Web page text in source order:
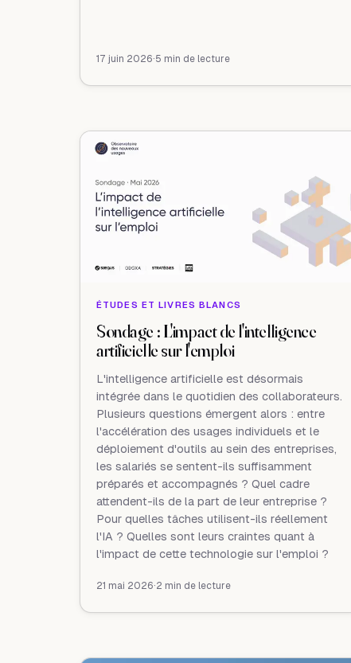
17 juin 2026·5 min de lecture
ÉTUDES ET LIVRES BLANCS
Sondage : L'impact de l'intelligence
artificielle sur l'emploi
L'intelligence artificielle est désormais
intégrée dans le quotidien des collaborateurs.
Plusieurs questions émergent alors : entre
l'accélération des usages individuels et le
déploiement d'outils au sein des entreprises,
les salariés se sentent-ils suffisamment
préparés et accompagnés ? Quel cadre
attendent-ils de la part de leur entreprise ?
Pour quelles tâches utilisent-ils réellement
l'IA ? Quelles sont leurs craintes quant à
l'impact de cette technologie sur l'emploi ?
21 mai 2026·2 min de lecture